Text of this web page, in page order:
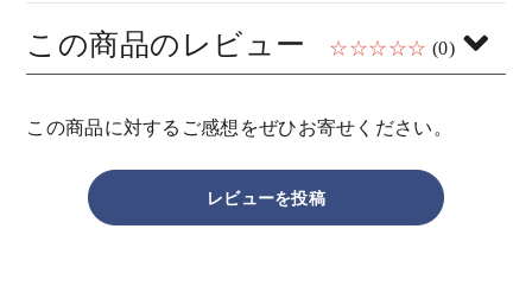
この商品のレビュー ☆☆☆☆☆(0)
この商品に対するご感想をぜひお寄せください。
レビューを投稿